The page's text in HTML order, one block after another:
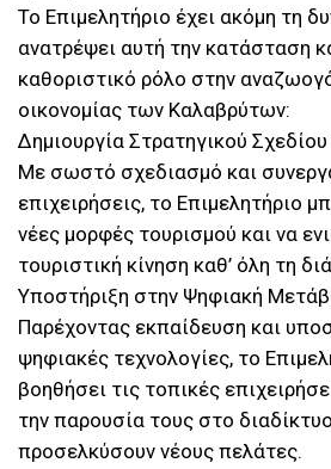
Το Επιμελητήριο έχει ακόμη τη
ανατρέψει αυτή την κατάσταση
καθοριστικό ρόλο στην
οικονομίας των Καλαβρύτων:
Δημιουργία Στρατηγικού
Με σωστό σχεδιασμό και
επιχειρήσεις, το Επιμελητήριο
νέες μορφές τουρισμού και να
τουριστική κίνηση καθ’ όλη τη
Υποστήριξη στην Ψηφιακή
Παρέχοντας εκπαίδευση και
ψηφιακές τεχνολογίες, το
βοηθήσει τις τοπικές
την παρουσία τους στο
προσελκύσουν νέους πελάτες.